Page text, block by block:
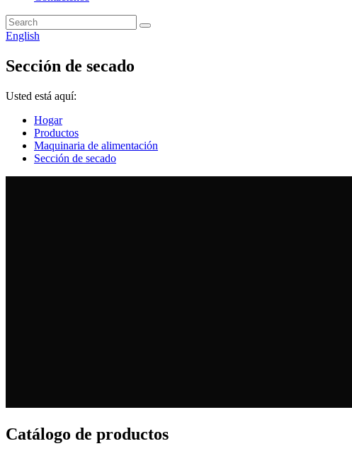
English
Sección de secado
Usted está aquí:
Hogar
Productos
Maquinaria de alimentación
Sección de secado
Catálogo de productos